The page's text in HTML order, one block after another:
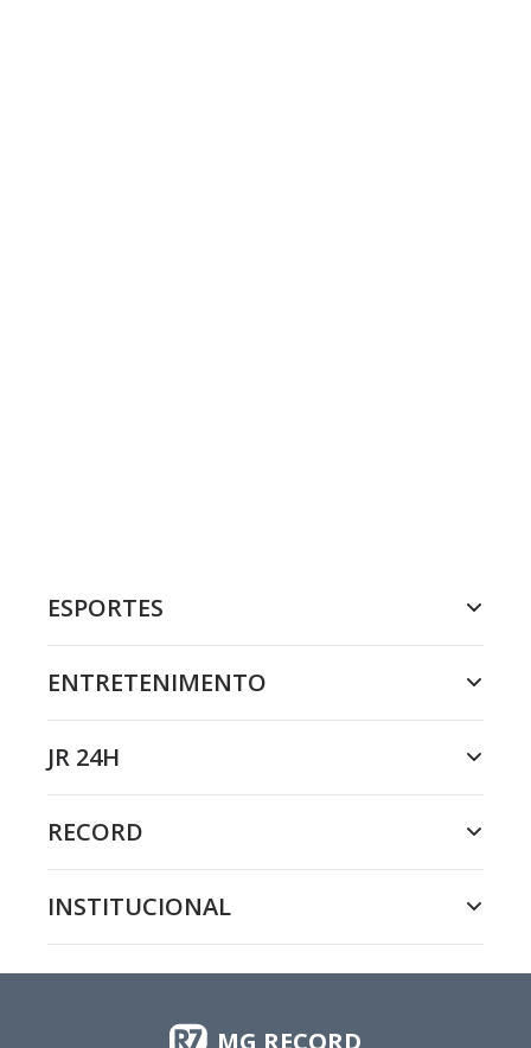
ESPORTES
ENTRETENIMENTO
JR 24H
RECORD
INSTITUCIONAL
MG RECORD